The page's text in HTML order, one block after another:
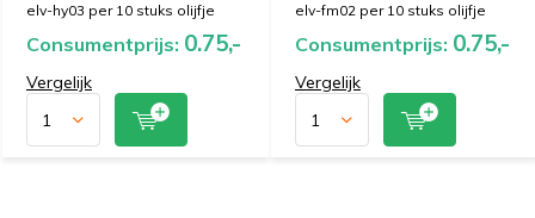
elv-hy03 per 10 stuks olijfje
Consumentprijs: 0.75,-
Vergelijk
elv-fm02 per 10 stuks olijfje
Consumentprijs: 0.75,-
Vergelijk